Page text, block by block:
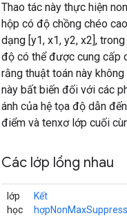
Thao tác này thực hiện
hộp có độ chồng chéo
dạng [y1, x1, y2, x2],
độ có thể được cung cấp
rằng thuật toán này
này bất biến đối với các
ánh của hệ tọa độ dẫn
điểm và tenxơ lớp cuối
Các lớp lồng nhau
lớp
học
Kết